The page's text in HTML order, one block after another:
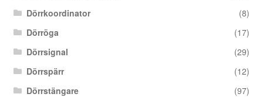
Dörrkoordinator
(8)
Dörröga
(17)
Dörrsignal
(29)
Dörrspärr
(12)
Dörrstängare
(97)